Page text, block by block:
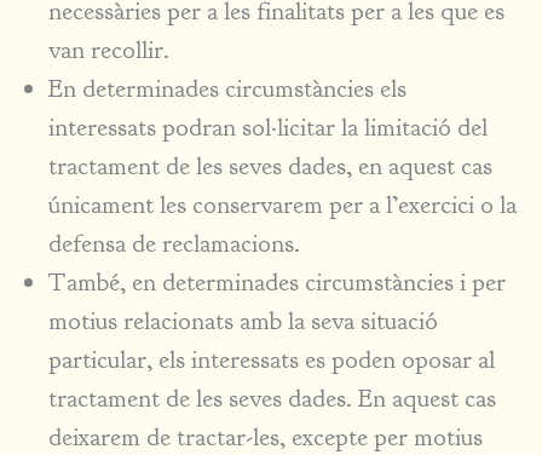
necessàries per a les finalitats per a les que es
van recollir.
En determinades circumstàncies els
interessats podran sol·licitar la limitació del
tractament de les seves dades, en aquest cas
únicament les conservarem per a l’exercici o la
defensa de reclamacions.
També, en determinades circumstàncies i per
motius relacionats amb la seva situació
particular, els interessats es poden oposar al
tractament de les seves dades. En aquest cas
deixarem de tractar-les, excepte per motius